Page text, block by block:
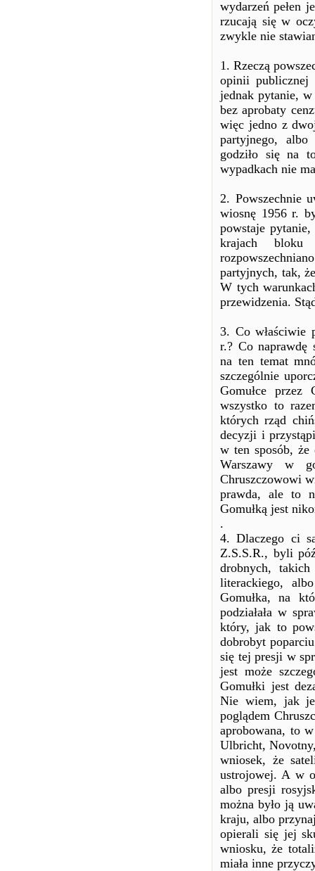
wydarzeń pełen
rzucają się w
zwykle nie
1. Rzeczą
opinii
jednak pytanie,
bez aprobaty
więc jedno z
partyjnego,
godziło się na
wypadkach nie
2. Powszechnie
wiosnę 1956 r.
powstaje
krajach bloku
partyjnych, tak,
W tych
przewidzenia.
3. Co właściwie
r.? Co naprawdę
na ten temat
szczególnie
Gomułce przez
wszystko to
których rząd
decyzji i
w ten sposób, że
Warszawy w
Chruszczowowi
prawda, ale to
Gomułką jest
.
4. Dlaczego ci
Z.S.S.R., byli
drobnych,
literackiego,
Gomułka, na
podziałała w
który, jak to
dobrobyt
się tej presji w
jest może
Gomułki jest
Nie wiem, jak
poglądem
aprobowana, to
Ulbricht,
wniosek, że
ustrojowej. A w
albo presji
można było ją
kraju, albo
opierali się jej
wniosku, że
miała inne